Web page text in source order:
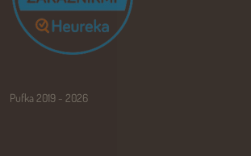
Pufka 2019 - 2026